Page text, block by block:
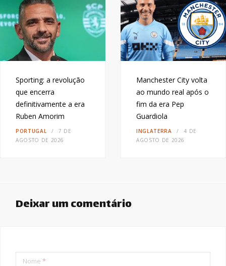
Sporting: a revolução
que encerra
definitivamente a era
Ruben Amorim
PORTUGAL
7 DE
AGOSTO DE 2026
Manchester City volta
ao mundo real após o
fim da era Pep
Guardiola
INGLATERRA
4 DE
AGOSTO DE 2026
Deixar um comentário
Nome *